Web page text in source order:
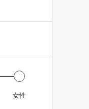
女性